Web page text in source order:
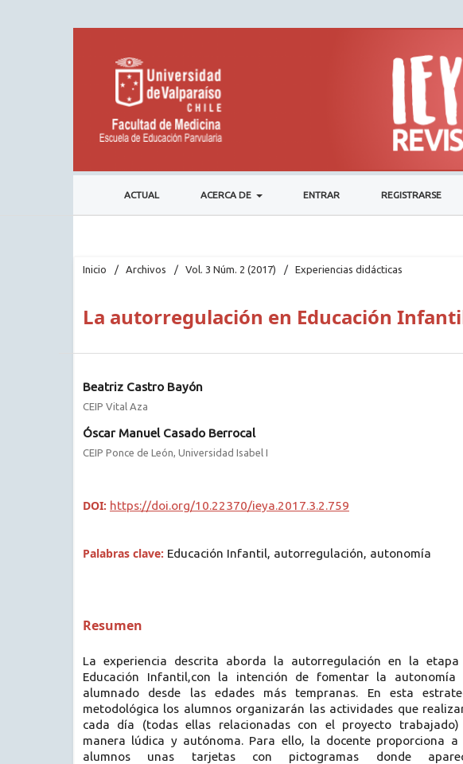
ACTUAL ACERCA DE ENTRAR REGISTRARSE
Inicio / Archivos / Vol. 3 Núm. 2 (2017) / Experiencias didácticas
La autorregulación en Educación
Beatriz Castro Bayón
CEIP Vital Aza
Óscar Manuel Casado Berrocal
CEIP Ponce de León, Universidad Isabel I
DOI: https://doi.org/10.22370/ieya.2017.3.2.759
Palabras clave: Educación Infantil, autorregulación, autonomía
Resumen
La experiencia descrita aborda la autorregulación en la etapa
Educación Infantil,con la intención de fomentar la autonomía
alumnado desde las edades más tempranas. En esta
metodológica los alumnos organizarán las actividades que
cada día (todas ellas relacionadas con el proyecto trabajado)
manera lúdica y autónoma. Para ello, la docente proporciona a
alumnos unas tarjetas con pictogramas donde